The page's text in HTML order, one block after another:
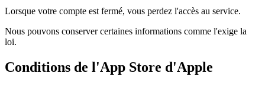
Lorsque votre compte est fermé, vous perdez l'accès au service.
Nous pouvons conserver certaines informations comme l'exige la
loi.
Conditions de l'App Store d'Apple